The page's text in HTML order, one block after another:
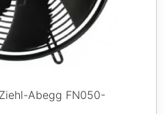
Abegg FN050-